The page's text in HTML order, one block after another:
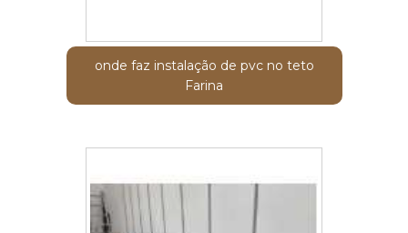
onde faz instalação de pvc no teto
Farina